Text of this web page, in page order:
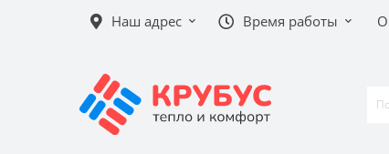
Наш адрес Время работы